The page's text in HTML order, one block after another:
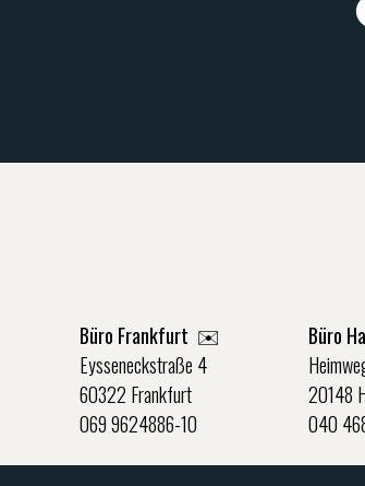
Büro Frankfurt ✉️
Eysseneckstraße 4
60322 Frankfurt
069 9624886-10
Büro
20148
040